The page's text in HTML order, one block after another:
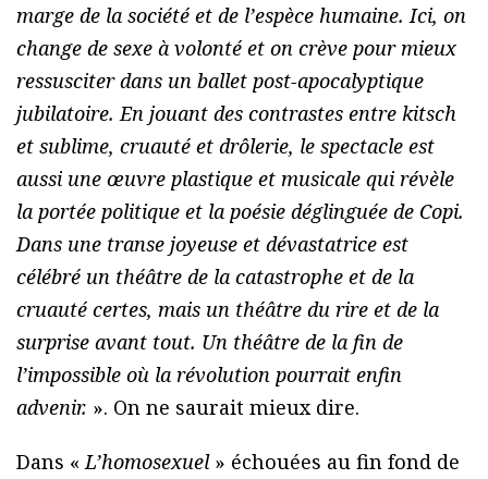
marge de la société et de l’espèce humaine. Ici, on
change de sexe à volonté et on crève pour mieux
ressusciter dans un ballet post-apocalyptique
jubilatoire. En jouant des contrastes entre kitsch
et sublime, cruauté et drôlerie, le spectacle est
aussi une œuvre plastique et musicale qui révèle
la portée politique et la poésie déglinguée de Copi.
Dans une transe joyeuse et dévastatrice est
célébré un théâtre de la catastrophe et de la
cruauté certes, mais un théâtre du rire et de la
surprise avant tout. Un théâtre de la fin de
l’impossible où la révolution pourrait enfin
advenir. ». On ne saurait mieux dire.
Dans « L’homosexuel» échouées au fin fond de